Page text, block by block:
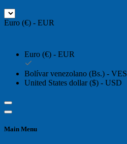
Euro (€) - EUR
Euro (€) - EUR
Bolívar venezolano (Bs.) - VES
United States dollar ($) - USD
Main Menu